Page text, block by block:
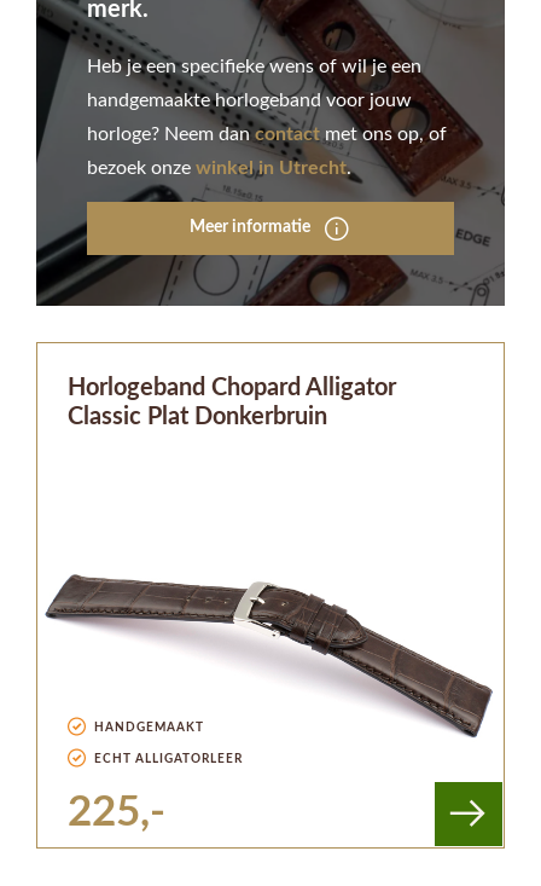
merk.
Heb je een specifieke wens of wil je een
handgemaakte horlogeband voor jouw
horloge? Neem dan contact met ons op, of
bezoek onze winkel in Utrecht.
Meer informatie
Horlogeband Chopard Alligator
Classic Plat Donkerbruin
HANDGEMAAKT
ECHT ALLIGATORLEER
225,-